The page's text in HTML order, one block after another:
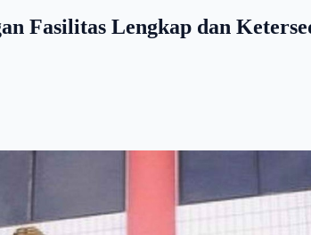
Fasilitas Lengkap dan